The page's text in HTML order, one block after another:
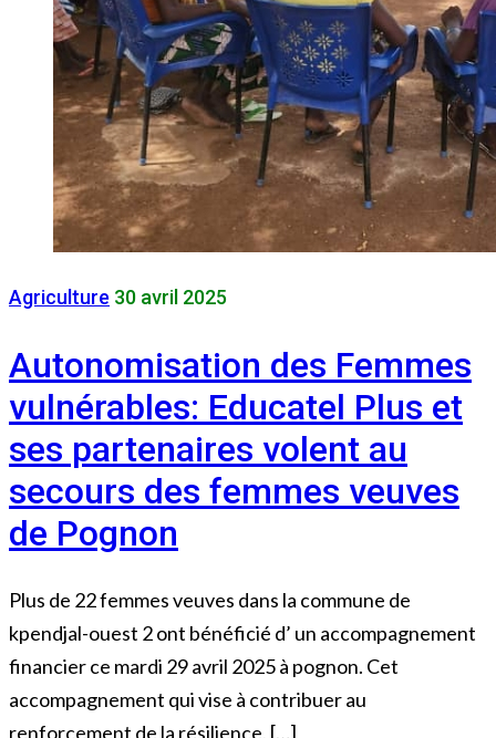
Agriculture 30 avril 2025
Autonomisation des Femmes
vulnérables: Educatel Plus et
ses partenaires volent au
secours des femmes veuves
de Pognon
Plus de 22 femmes veuves dans la commune de
kpendjal-ouest 2 ont bénéficié d’ un accompagnement
financier ce mardi 29 avril 2025 à pognon. Cet
accompagnement qui vise à contribuer au
renforcement de la résilience, […]